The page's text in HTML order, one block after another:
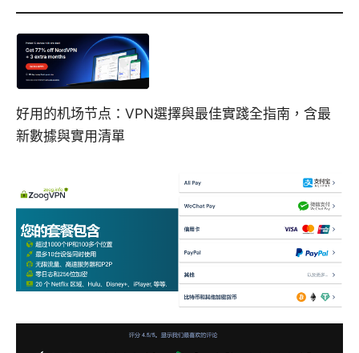
好用的机场节点：VPN選擇與最佳實踐全指南，含最
新數據與實用清單